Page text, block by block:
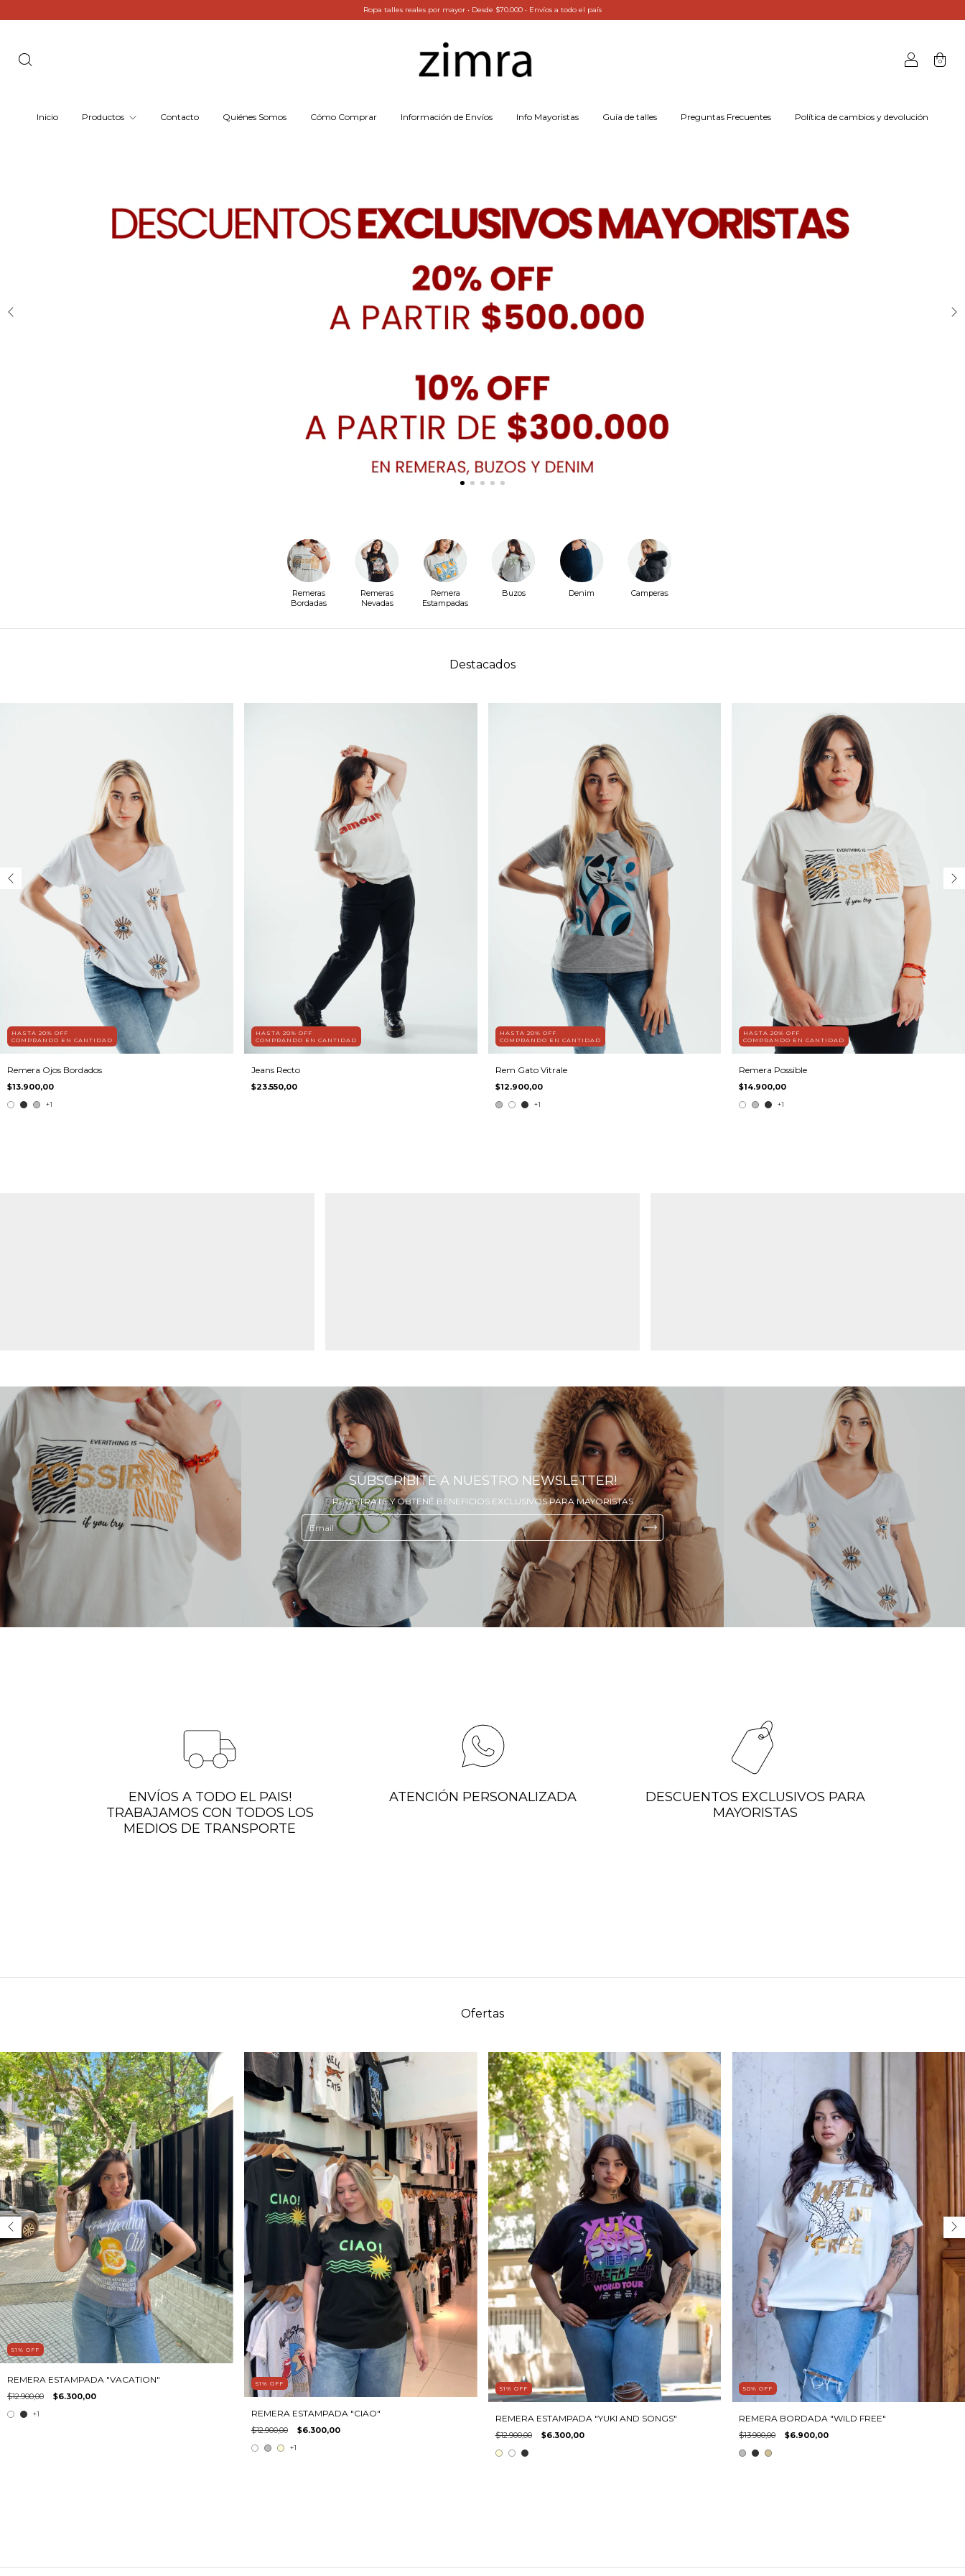
Ropa talles reales por mayor ㅤ•ㅤ Desde $70.000 ㅤ•ㅤ Envíos a todo el país
0
Inicio Productos Contacto Quiénes Somos Cómo Comprar Información de Envíos Info Mayoristas Guía de talles Preguntas Frecuentes Política de cambios y devolución
Remeras
Bordadas
Remeras
Nevadas
Remera
Estampadas
Buzos Denim Camperas
Destacados
HASTA 20% OFF
COMPRANDO EN CANTIDAD
Remera Ojos Bordados
$13.900,00
+1
HASTA 20% OFF
COMPRANDO EN CANTIDAD
Jeans Recto
$23.550,00
HASTA 20% OFF
COMPRANDO EN CANTIDAD
Rem Gato Vitrale
$12.900,00
+1
HASTA 20% OFF
COMPRANDO EN CANTIDAD
Remera Possible
$14.900,00
+1
SUBSCRIBITE A NUESTRO NEWSLETTER!
REGISTRATE Y OBTENÉ BENEFICIOS EXCLUSIVOS PARA MAYORISTAS
ENVÍOS A TODO EL PAIS!
TRABAJAMOS CON TODOS LOS
MEDIOS DE TRANSPORTE
ATENCIÓN PERSONALIZADA
DESCUENTOS EXCLUSIVOS PARA
MAYORISTAS
Ofertas
51 % OFF
REMERA ESTAMPADA "VACATION"
$12.900,00 $6.300,00
+1
51 % OFF
REMERA ESTAMPADA "CIAO"
$12.900,00 $6.300,00
+1
51 % OFF
REMERA ESTAMPADA "YUKI AND SONGS"
$12.900,00 $6.300,00
50%OFF
REMERA BORDADA "WILD FREE"
$13.900,00 $6.900,00